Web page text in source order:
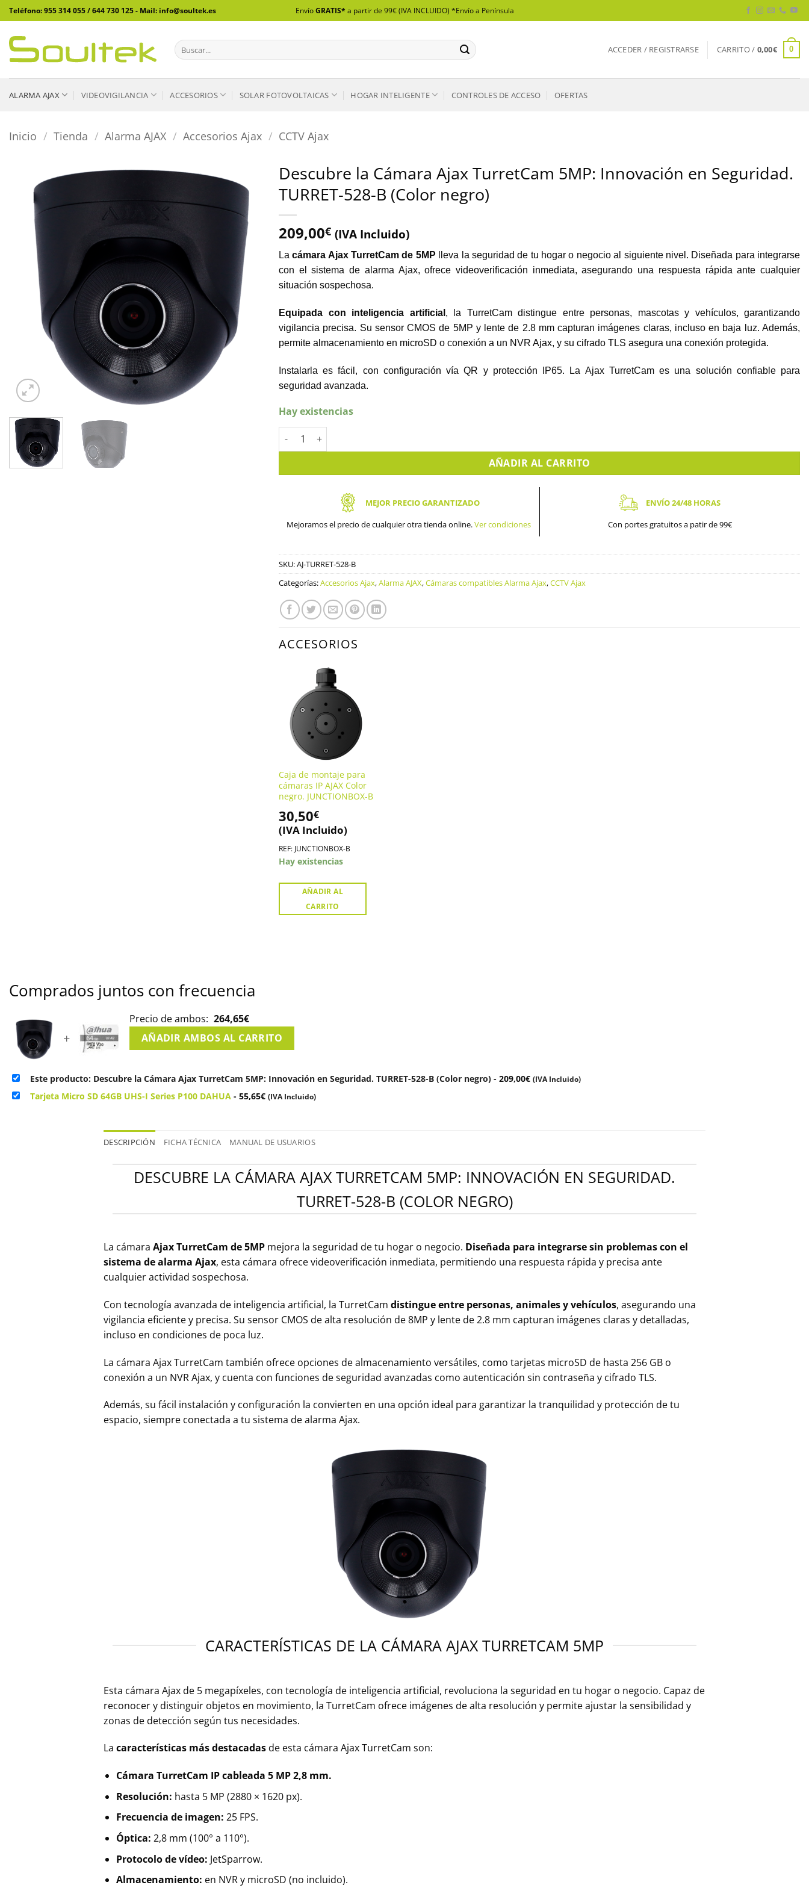
Saltar
al
contenido
Teléfono: 955 314 055 / 644 730 125 - Mail: info@soultek.es EnvíoGRATIS* a partir de 99€ (IVA INCLUIDO) *Envío a Península
Buscar
por:
ACCEDER / REGISTRARSE CARRITO / 0,00€ 0
ALARMA AJAX VIDEOVIGILANCIA ACCESORIOS SOLAR FOTOVOLTAICAS HOGAR INTELIGENTE CONTROLES DE ACCESO OFERTAS
Inicio / Tienda / Alarma AJAX / Accesorios Ajax / CCTV Ajax
Descubre la Cámara Ajax TurretCam 5MP: Innovación en Seguridad.
TURRET-528-B (Color negro)
209,00€ (IVA Incluido)
La cámara Ajax TurretCam de 5MP lleva la seguridad de tu hogar o negocio al siguiente nivel. Diseñada para integrarse
con el sistema de alarma Ajax, ofrece videoverificación inmediata, asegurando una respuesta rápida ante cualquier
situación sospechosa.
Equipada con inteligencia artificial , la TurretCam distingue entre personas, mascotas y vehículos, garantizando
vigilancia precisa. Su sensor CMOS de 5MP y lente de 2.8 mm capturan imágenes claras, incluso en baja luz. Además,
permite almacenamiento en microSD o conexión a un NVR Ajax, y su cifrado TLS asegura una conexión protegida.
Instalarla es fácil, con configuración vía QR y protección IP65. La Ajax TurretCam es una solución confiable para
seguridad avanzada.
Hay existencias
Descubre la Cámara Ajax TurretCam 5MP: Innovación en Seguridad. TURRET-528-B (Color negro) cantidad
AÑADIR AL CARRITO
MEJOR PRECIO GARANTIZADO
Mejoramos el precio de cualquier otra tienda online.Ver condiciones
ENVÍO 24/48 HORAS
Con portes gratuitos a patir de 99€
SKU:AJ-TURRET-528-B
Categorías:Accesorios Ajax,Alarma AJAX,Cámaras compatibles Alarma Ajax,CCTV Ajax
ACCESORIOS
Caja de montaje para
cámaras IP AJAX Color
negro. JUNCTIONBOX-B
30,50€
(IVA Incluido)
REF: JUNCTIONBOX-B
Hay existencias
AÑADIR AL
CARRITO
Comprados juntos con frecuencia
+
Precio de ambos: 264,65€
AÑADIR AMBOS AL CARRITO
Este producto: Descubre la Cámara Ajax TurretCam 5MP: Innovación en Seguridad. TURRET-528-B (Color negro) - 209,00€ (IVA Incluido)
Tarjeta Micro SD 64GB UHS-I Series P100 DAHUA - 55,65€ (IVA Incluido)
DESCRIPCIÓN FICHA TÉCNICA MANUAL DE USUARIOS
DESCUBRE LA CÁMARA AJAX TURRETCAM 5MP: INNOVACIÓN EN SEGURIDAD.
TURRET-528-B (COLOR NEGRO)
La cámara Ajax TurretCam de 5MP mejora la seguridad de tu hogar o negocio. Diseñada para integrarse sin problemas con el
sistema de alarma Ajax, esta cámara ofrece videoverificación inmediata, permitiendo una respuesta rápida y precisa ante
cualquier actividad sospechosa.
Con tecnología avanzada de inteligencia artificial, la TurretCam distingue entre personas, animales y vehículos, asegurando una
vigilancia eficiente y precisa. Su sensor CMOS de alta resolución de 8MP y lente de 2.8 mm capturan imágenes claras y detalladas,
incluso en condiciones de poca luz.
La cámara Ajax TurretCam también ofrece opciones de almacenamiento versátiles, como tarjetas microSD de hasta 256 GB o
conexión a un NVR Ajax, y cuenta con funciones de seguridad avanzadas como autenticación sin contraseña y cifrado TLS.
Además, su fácil instalación y configuración la convierten en una opción ideal para garantizar la tranquilidad y protección de tu
espacio, siempre conectada a tu sistema de alarma Ajax.
CARACTERÍSTICAS DE LA CÁMARA AJAX TURRETCAM 5MP
Esta cámara Ajax de 5 megapíxeles, con tecnología de inteligencia artificial, revoluciona la seguridad en tu hogar o negocio. Capaz de
reconocer y distinguir objetos en movimiento, la TurretCam ofrece imágenes de alta resolución y permite ajustar la sensibilidad y
zonas de detección según tus necesidades.
La características más destacadasde esta cámara Ajax TurretCam son:
Cámara TurretCam IP cableada 5 MP 2,8 mm.
Resolución: hasta 5 MP (2880 × 1620 px).
Frecuencia de imagen: 25 FPS.
Óptica: 2,8 mm (100° a 110°).
Protocolo de vídeo: JetSparrow.
Almacenamiento: en NVR y microSD (no incluido).